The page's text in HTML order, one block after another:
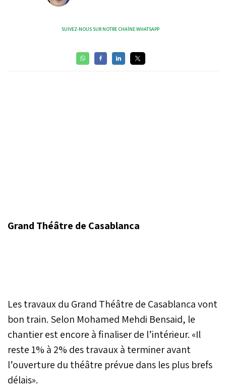
SUIVEZ-NOUS SUR NOTRE CHAÎNE WHATSAPP
Grand Théâtre de Casablanca
Les travaux du Grand Théâtre de Casablanca vont
bon train. Selon Mohamed Mehdi Bensaid, le
chantier est encore à finaliser de l’intérieur. «Il
reste 1% à 2% des travaux à terminer avant
l’ouverture du théâtre prévue dans les plus brefs
délais».